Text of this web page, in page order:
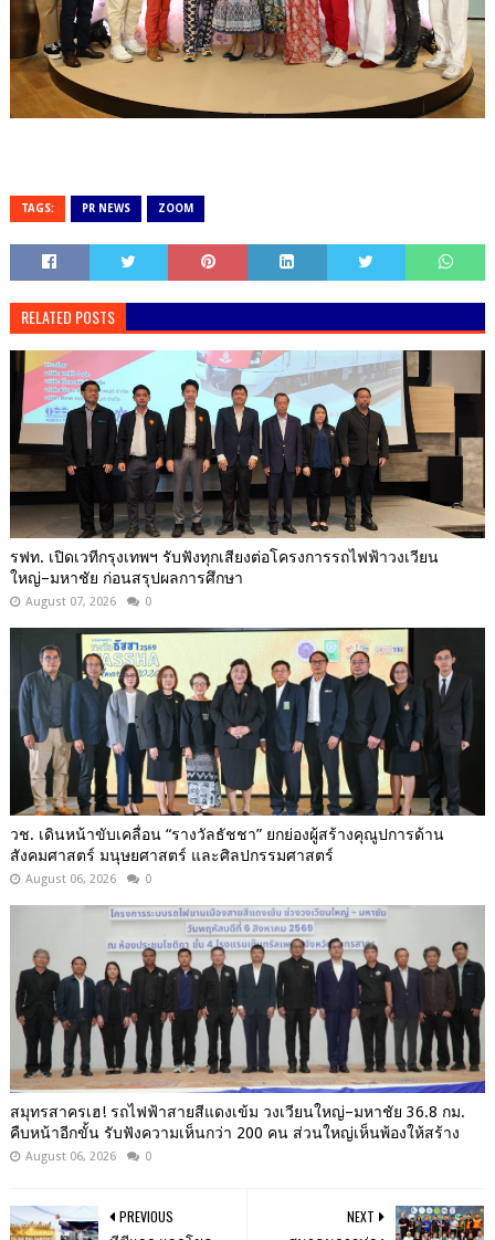
TAGS: PR NEWS ZOOM
RELATED POSTS
รฟท. เปิดเวทีกรุงเทพฯ รับฟังทุกเสียงต่อโครงการรถไฟฟ้าวงเวียน
ใหญ่–มหาชัย ก่อนสรุปผลการศึกษา
August 07, 2026 0
วช. เดินหน้าขับเคลื่อน “รางวัลธัชชา” ยกย่องผู้สร้างคุณูปการด้าน
สังคมศาสตร์ มนุษยศาสตร์ และศิลปกรรมศาสตร์
August 06, 2026 0
สมุทรสาครเฮ! รถไฟฟ้าสายสีแดงเข้ม วงเวียนใหญ่–มหาชัย 36.8 กม.
คืบหน้าอีกขั้น รับฟังความเห็นกว่า 200 คน ส่วนใหญ่เห็นพ้องให้สร้าง
August 06, 2026 0
NEXT
PREVIOUS